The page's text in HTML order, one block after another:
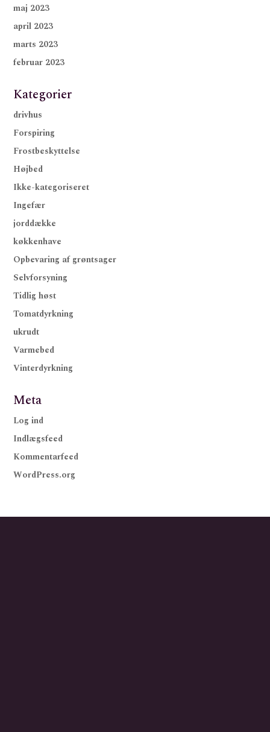
maj 2023
april 2023
marts 2023
februar 2023
Kategorier
drivhus
Forspiring
Frostbeskyttelse
Højbed
Ikke-kategoriseret
Ingefær
jorddække
køkkenhave
Opbevaring af grøntsager
Selvforsyning
Tidlig høst
Tomatdyrkning
ukrudt
Varmebed
Vinterdyrkning
Meta
Log ind
Indlægsfeed
Kommentarfeed
WordPress.org